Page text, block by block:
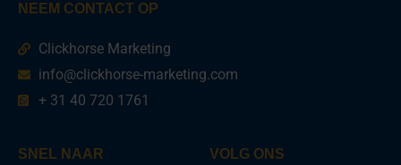
NEEM CONTACT OP
Clickhorse Marketing
info@clickhorse-marketing.com
+ 31 40 720 1761
SNEL NAAR VOLG ONS